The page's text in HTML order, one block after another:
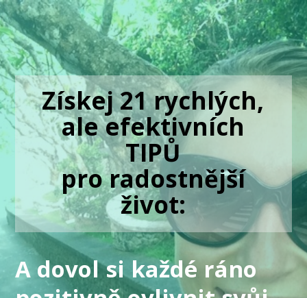
Získej 21 rychlých,
ale efektivních
TIPŮ
pro radostnější
život:
A dovol si každé ráno